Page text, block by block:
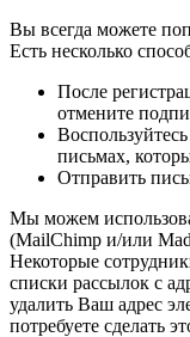
Вы всегда можете
Есть несколько
После
отмените
письмах,
Отправить
Мы можем
(MailChimp и/или
Некоторые
списки рассылок с
удалить Ваш адрес
потребуете сделать